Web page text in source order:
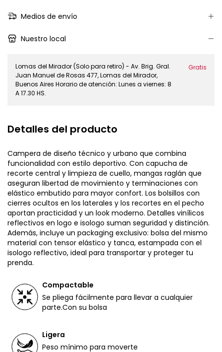
Medios de envío
Nuestro local
Lomas del Mirador (Solo para retiro) - Av. Brig. Gral.
Juan Manuel de Rosas 477, Lomas del Mirador,
Buenos Aires Horario de atención: Lunes a viernes: 8
A 17.30 HS.
Gratis
Detalles del producto
Campera de diseño técnico y urbano que combina
funcionalidad con estilo deportivo. Con capucha de
recorte central y limpieza de cuello, mangas raglán que
aseguran libertad de movimiento y terminaciones con
elástico embutido para mayor confort. Los bolsillos con
cierres ocultos en los laterales y los recortes en el pecho
aportan practicidad y un look moderno. Detalles vinílicos
reflectivos en logo e isologo suman seguridad y distinción.
Además, incluye un packaging exclusivo: bolsa del mismo
material con tensor elástico y tanca, estampada con el
isologo reflectivo, ideal para transportar y proteger tu
prenda.
Compactable
Se pliega fácilmente para llevar a cualquier
parte.Con su bolsa
Ligera
Peso mínimo para moverte